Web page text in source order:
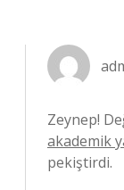
Zeynep!
akademik
pekiştirdi.